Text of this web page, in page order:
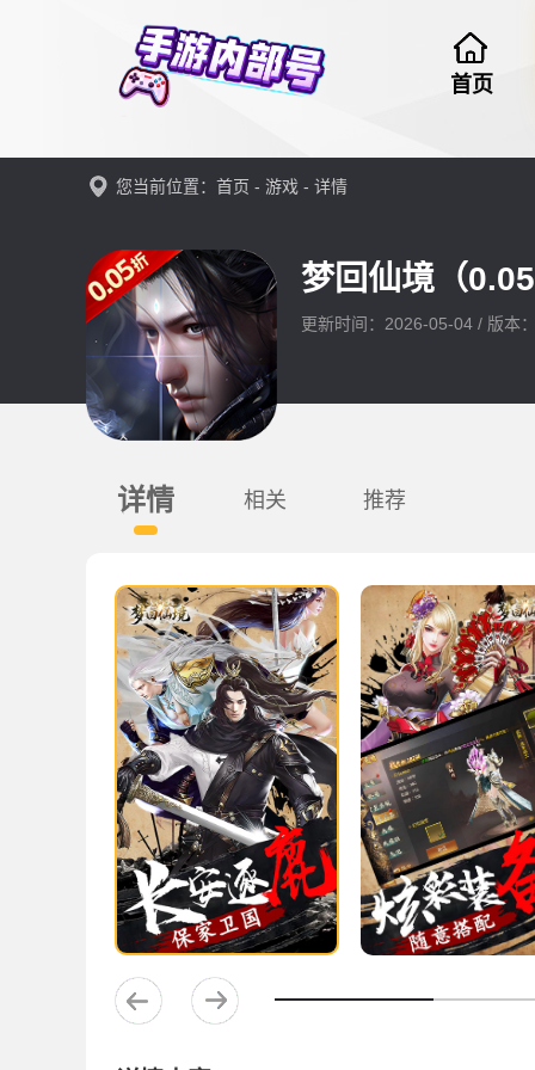
首页
您当前位置： 首页 - 游戏 - 详情
梦回仙境（
更新时间：2026-05-04 / 版本
详情 相关 推荐